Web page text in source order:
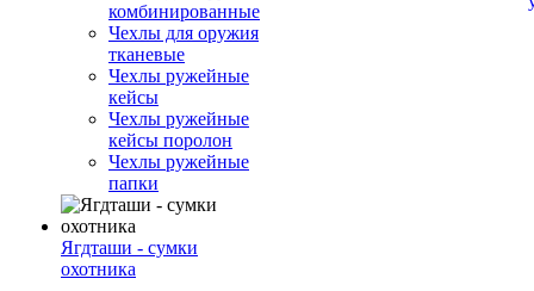
комбинированные
Чехлы для оружия
тканевые
Чехлы ружейные
кейсы
Чехлы ружейные
кейсы поролон
Чехлы ружейные
папки
Ягдташи - сумки
охотника